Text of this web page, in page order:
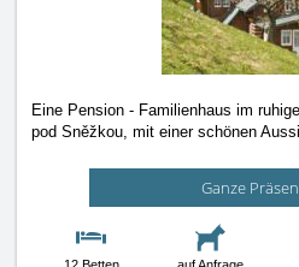
Eine Pension - Familienhaus im
pod Sněžkou, mit einer schönen
Ganze